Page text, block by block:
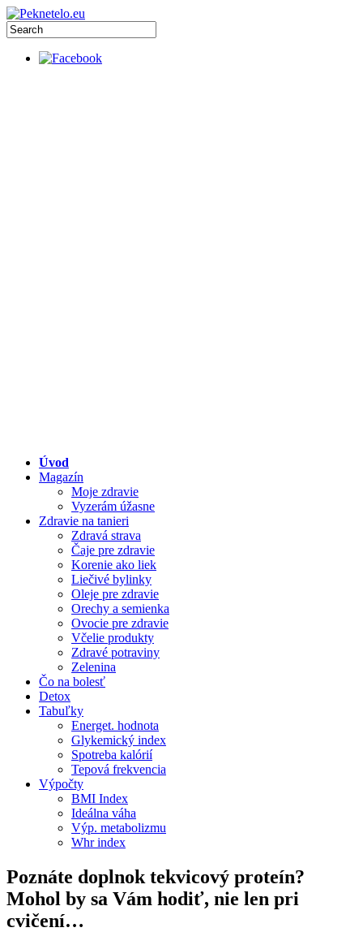
Úvod
Magazín
Moje zdravie
Vyzerám úžasne
Zdravie na tanieri
Zdravá strava
Čaje pre zdravie
Korenie ako liek
Liečivé bylinky
Oleje pre zdravie
Orechy a semienka
Ovocie pre zdravie
Včelie produkty
Zdravé potraviny
Zelenina
Čo na bolesť
Detox
Tabuľky
Energet. hodnota
Glykemický index
Spotreba kalórií
Tepová frekvencia
Výpočty
BMI Index
Ideálna váha
Výp. metabolizmu
Whr index
Poznáte doplnok tekvicový proteín?
Mohol by sa Vám hodiť, nie len pri
cvičení…